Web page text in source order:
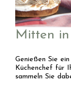
Mitten
Genießen Sie
Küchenchef für
sammeln Sie